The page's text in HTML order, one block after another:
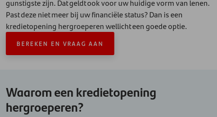
gunstigste zijn. Dat geldt ook voor uw huidige vorm van lenen.
Past deze niet meer bij uw financiële status? Dan is een
kredietopening hergroeperen wellicht een goede optie.
BEREKEN EN VRAAG AAN
Waarom een kredietopening
hergroeperen?